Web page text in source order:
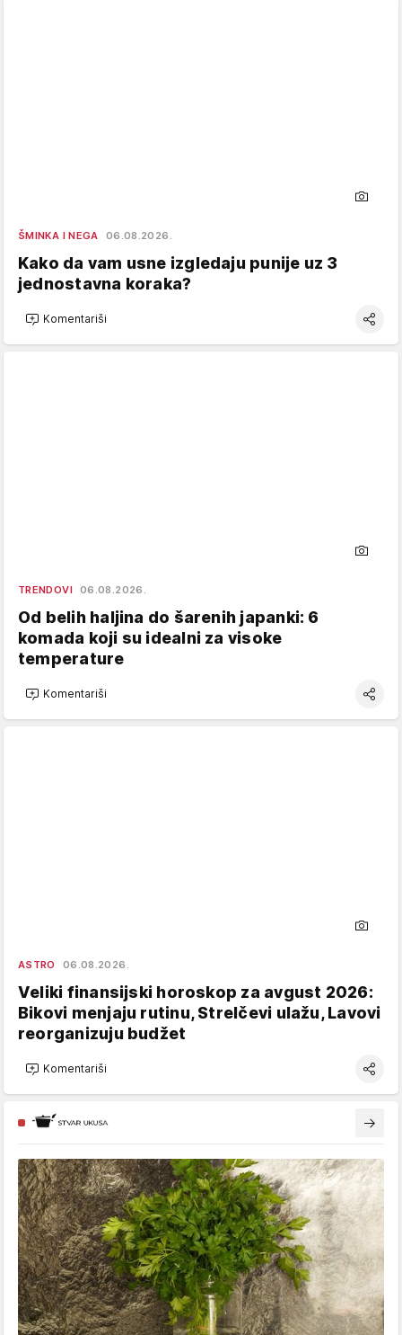
ŠMINKA I NEGA 06.08.2026.
Kako da vam usne izgledaju punije uz 3
jednostavna koraka?
Komentariši
TRENDOVI 06.08.2026.
Od belih haljina do šarenih japanki: 6
komada koji su idealni za visoke
temperature
Komentariši
ASTRO 06.08.2026.
Veliki finansijski horoskop za avgust 2026:
Bikovi menjaju rutinu, Strelčevi ulažu, Lavovi
reorganizuju budžet
Komentariši